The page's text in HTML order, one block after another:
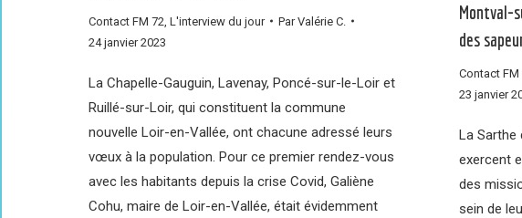
Contact FM 72 L'interview du jour ParValérie C.
24 janvier 2023
La Chapelle-Gauguin, Lavenay, Poncé-sur-le-Loir et
Ruillé-sur-Loir, qui constituent la commune
nouvelle Loir-en-Vallée, ont chacune adressé leurs
vœux à la population. Pour ce premier rendez-vous
avec les habitants depuis la crise Covid, Galiène
Cohu, maire de Loir-en-Vallée, était évidemment
Montval-
des
Contact FM
23 janvier
La Sarthe
exercent
des
sein de